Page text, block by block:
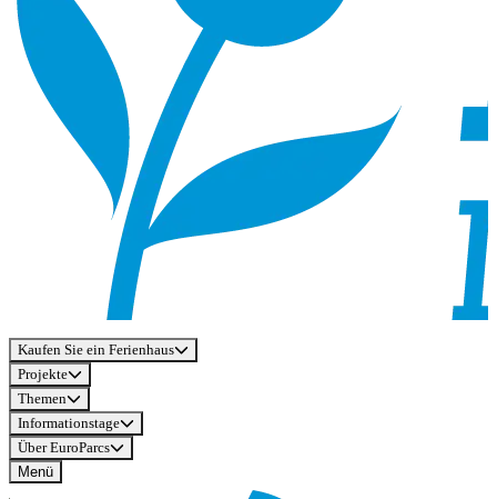
Kaufen Sie ein Ferienhaus
Projekte
Themen
Informationstage
Über EuroParcs
Menü